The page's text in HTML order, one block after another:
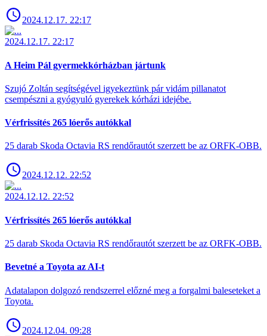
2024.12.17. 22:17
2024.12.17. 22:17
A Heim Pál gyermekkórházban jártunk
Szujó Zoltán segítségével igyekeztünk pár vidám pillanatot
csempészni a gyógyuló gyerekek kórházi idejébe.
Vérfrissítés 265 lóerős autókkal
25 darab Skoda Octavia RS rendőrautót szerzett be az ORFK-OBB.
2024.12.12. 22:52
2024.12.12. 22:52
Vérfrissítés 265 lóerős autókkal
25 darab Skoda Octavia RS rendőrautót szerzett be az ORFK-OBB.
Bevetné a Toyota az AI-t
Adatalapon dolgozó rendszerrel előzné meg a forgalmi baleseteket a
Toyota.
2024.12.04. 09:28